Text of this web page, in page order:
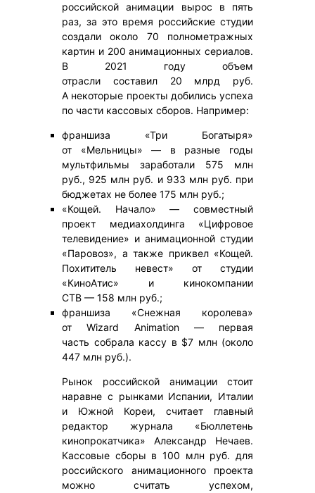
российской анимации вырос в пять
раз, за это время российские студии
создали около 70 полнометражных
картин и 200 анимационных сериалов.
В 2021 году объем
отрасли составил 20 млрд руб.
А некоторые проекты добились успеха
по части кассовых сборов. Например:
франшиза «Три Богатыря»
от «Мельницы» — в разные годы
мультфильмы заработали 575 млн
руб., 925 млн руб. и 933 млн руб. при
бюджетах не более 175 млн руб.;
«Кощей. Начало» — совместный
проект медиахолдинга «Цифровое
телевидение» и анимационной студии
«Паровоз», а также приквел «Кощей.
Похититель невест» от студии
«КиноАтис» и кинокомпании
СТВ — 158 млн руб.;
франшиза «Снежная королева»
от Wizard Animation — первая
часть собрала кассу в $7 млн (около
447 млн руб.).
Рынок российской анимации стоит
наравне с рынками Испании, Италии
и Южной Кореи, считает главный
редактор журнала «Бюллетень
кинопрокатчика» Александр Нечаев.
Кассовые сборы в 100 млн руб. для
российского анимационного проекта
можно считать успехом,